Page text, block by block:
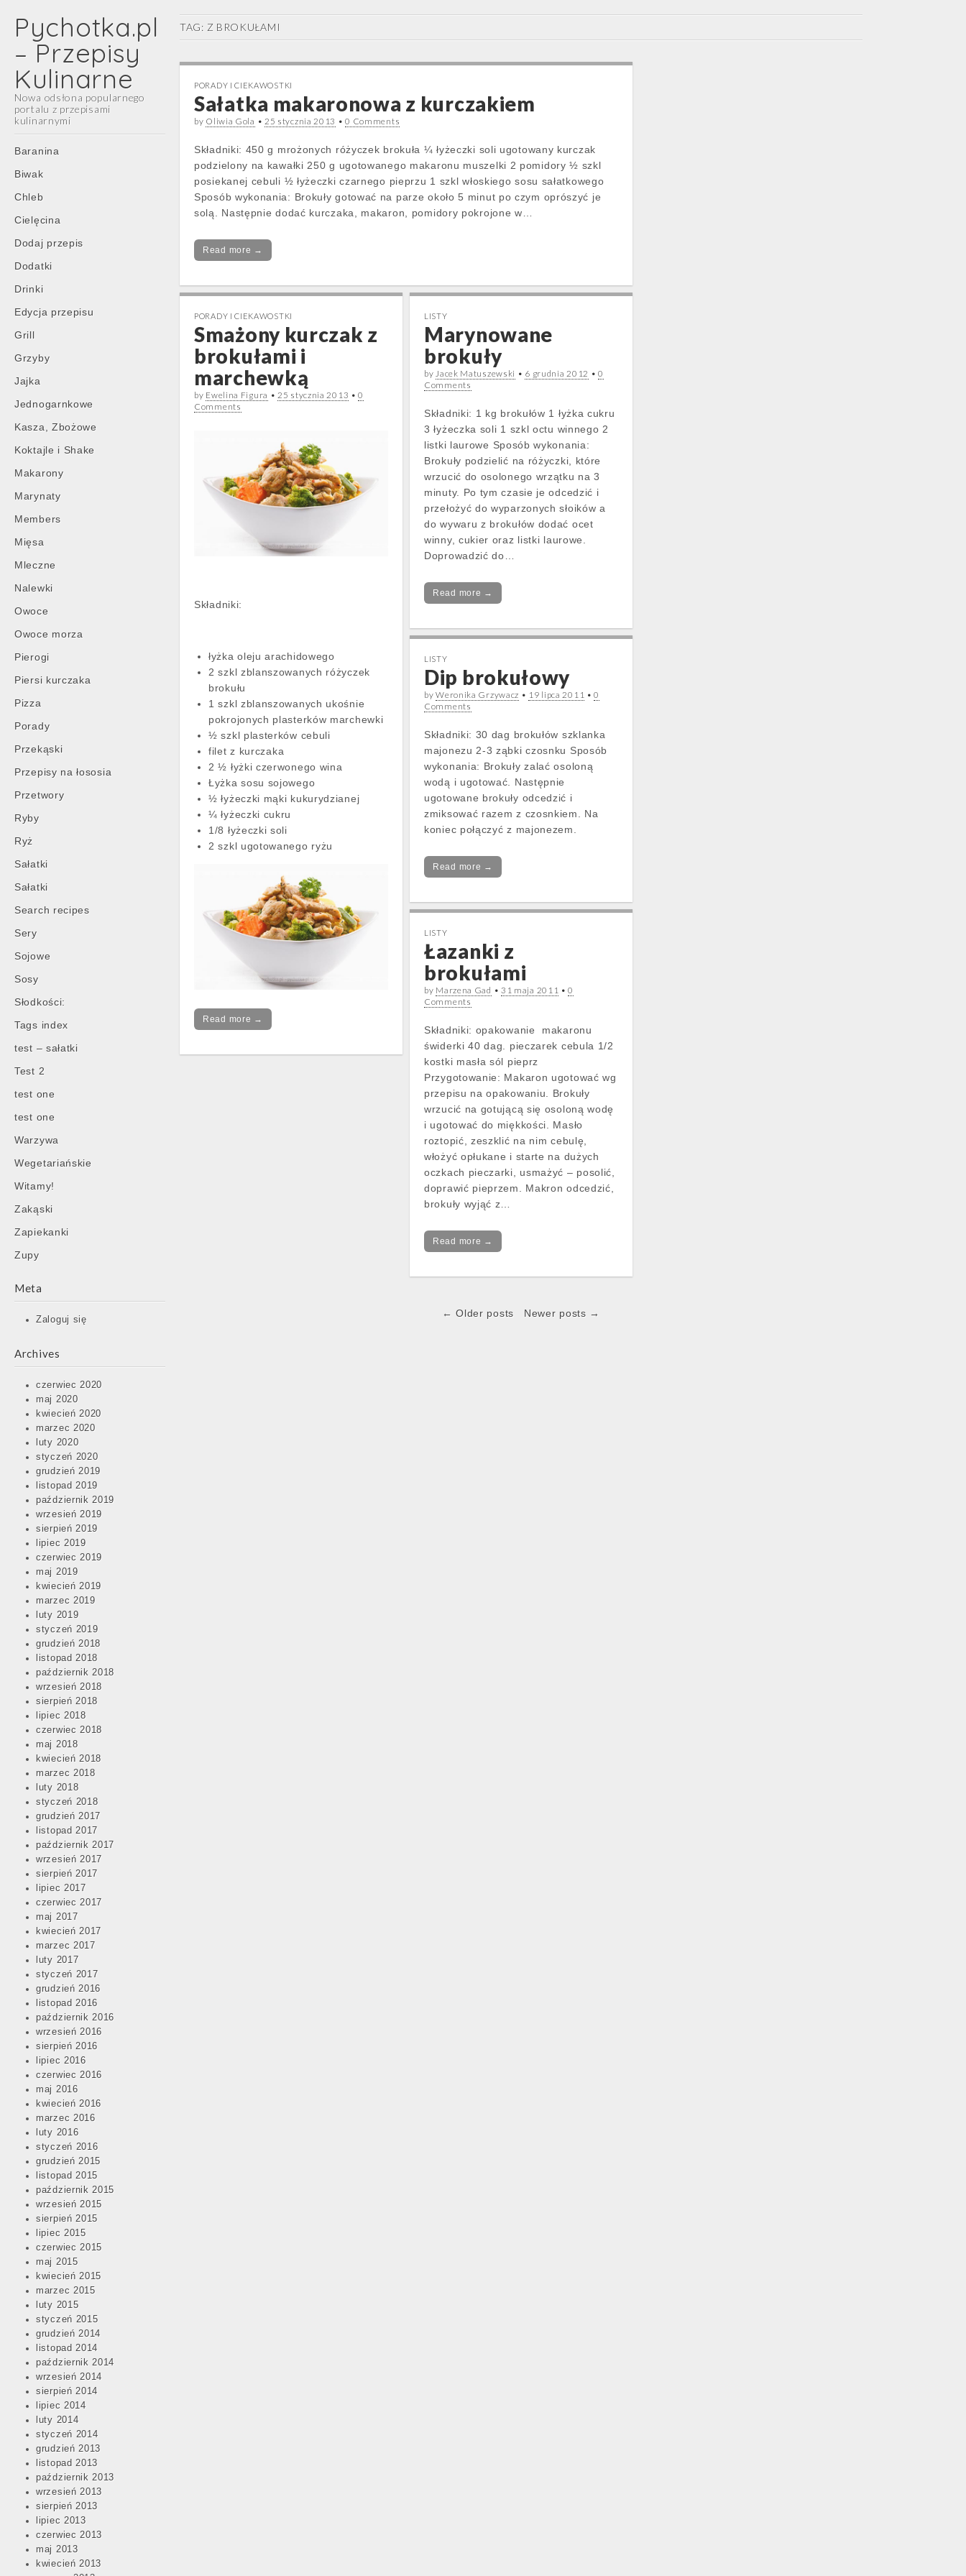
Pychotka.pl
– Przepisy
Kulinarne
Nowa odsłona popularnego
portalu z przepisami
kulinarnymi
Main
menu
Skip
content
Baranina
Biwak
Chleb
Cielęcina
Dodaj przepis
Dodatki
Drinki
Edycja przepisu
Grill
Grzyby
Jajka
Jednogarnkowe
Kasza, Zbożowe
Koktajle i Shake
Makarony
Marynaty
Members
Mięsa
Mleczne
Nalewki
Owoce
Owoce morza
Pierogi
Piersi kurczaka
Pizza
Porady
Przekąski
Przepisy na łososia
Przetwory
Ryby
Ryż
Sałatki
Sałatki
Search recipes
Sery
Sojowe
Sosy
Słodkości:
Tags index
test – sałatki
Test 2
test one
test one
Warzywa
Wegetariańskie
Witamy!
Zakąski
Zapiekanki
Zupy
Meta
Zaloguj się
Archives
czerwiec 2020
maj 2020
kwiecień 2020
marzec 2020
luty 2020
styczeń 2020
grudzień 2019
listopad 2019
październik 2019
wrzesień 2019
sierpień 2019
lipiec 2019
czerwiec 2019
maj 2019
kwiecień 2019
marzec 2019
luty 2019
styczeń 2019
grudzień 2018
listopad 2018
październik 2018
wrzesień 2018
sierpień 2018
lipiec 2018
czerwiec 2018
maj 2018
kwiecień 2018
marzec 2018
luty 2018
styczeń 2018
grudzień 2017
listopad 2017
październik 2017
wrzesień 2017
sierpień 2017
lipiec 2017
czerwiec 2017
maj 2017
kwiecień 2017
marzec 2017
luty 2017
styczeń 2017
grudzień 2016
listopad 2016
październik 2016
wrzesień 2016
sierpień 2016
lipiec 2016
czerwiec 2016
maj 2016
kwiecień 2016
marzec 2016
luty 2016
styczeń 2016
grudzień 2015
listopad 2015
październik 2015
wrzesień 2015
sierpień 2015
lipiec 2015
czerwiec 2015
maj 2015
kwiecień 2015
marzec 2015
luty 2015
styczeń 2015
grudzień 2014
listopad 2014
październik 2014
wrzesień 2014
sierpień 2014
lipiec 2014
luty 2014
styczeń 2014
grudzień 2013
listopad 2013
październik 2013
wrzesień 2013
sierpień 2013
lipiec 2013
czerwiec 2013
maj 2013
kwiecień 2013
TAG: Z BROKUŁAMI
PORADY I CIEKAWOSTKI
Sałatka makaronowa z kurczakiem
by Oliwia Gola • 25 stycznia 2013 •0 Comments
Składniki: 450 g mrożonych różyczek brokuła ¼ łyżeczki soli ugotowany kurczak
podzielony na kawałki 250 g ugotowanego makaronu muszelki 2 pomidory ½ szkl
posiekanej cebuli ½ łyżeczki czarnego pieprzu 1 szkl włoskiego sosu sałatkowego
Sposób wykonania: Brokuły gotować na parze około 5 minut po czym oprószyć je
solą. Następnie dodać kurczaka, makaron, pomidory pokrojone w…
Read more →
PORADY I CIEKAWOSTKI
Smażony kurczak z
brokułami i
marchewką
by Ewelina Figura •25 stycznia 2013 •0
Comments
Składniki:
łyżka oleju arachidowego
2 szkl zblanszowanych różyczek
brokułu
1 szkl zblanszowanych ukośnie
pokrojonych plasterków marchewki
½ szkl plasterków cebuli
filet z kurczaka
2 ½ łyżki czerwonego wina
Łyżka sosu sojowego
½ łyżeczki mąki kukurydzianej
¼ łyżeczki cukru
1/8 łyżeczki soli
2 szkl ugotowanego ryżu
Read more →
LISTY
Marynowane
brokuły
byJacek Matuszewski • 6 grudnia 2012 •0
Comments
Składniki: 1 kg brokułów 1 łyżka cukru
3 łyżeczka soli 1 szkl octu winnego 2
listki laurowe Sposób wykonania:
Brokuły podzielić na różyczki, które
wrzucić do osolonego wrzątku na 3
minuty. Po tym czasie je odcedzić i
przełożyć do wyparzonych słoików a
do wywaru z brokułów dodać ocet
winny, cukier oraz listki laurowe.
Doprowadzić do…
Read more →
LISTY
Dip brokułowy
byWeronika Grzywacz • 19 lipca 2011 •0
Comments
Składniki: 30 dag brokułów szklanka
majonezu 2-3 ząbki czosnku Sposób
wykonania: Brokuły zalać osoloną
wodą i ugotować. Następnie
ugotowane brokuły odcedzić i
zmiksować razem z czosnkiem. Na
koniec połączyć z majonezem.
Read more →
LISTY
Łazanki z
brokułami
by Marzena Gad • 31 maja 2011 •0
Comments
Składniki: opakowanie makaronu
świderki 40 dag. pieczarek cebula 1/2
kostki masła sól pieprz
Przygotowanie: Makaron ugotować wg
przepisu na opakowaniu. Brokuły
wrzucić na gotującą się osoloną wodę
i ugotować do miękkości. Masło
roztopić, zeszklić na nim cebulę,
włożyć opłukane i starte na dużych
oczkach pieczarki, usmażyć – posolić,
doprawić pieprzem. Makron odcedzić,
brokuły wyjąć z…
Read more →
← Older posts Newer posts →